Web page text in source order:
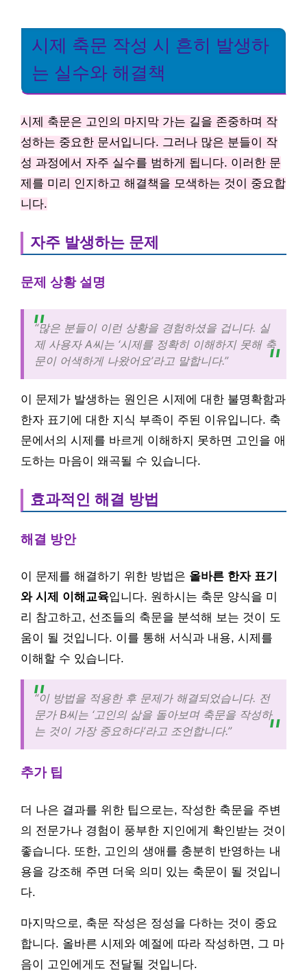
시제 축문 작성 시 흔히 발생하
는 실수와 해결책
시제 축문은 고인의 마지막 가는 길을 존중하며 작
성하는 중요한 문서입니다. 그러나 많은 분들이 작
성 과정에서 자주 실수를 범하게 됩니다. 이러한 문
제를 미리 인지하고 해결책을 모색하는 것이 중요합
니다.
자주 발생하는 문제
문제 상황 설명
“많은 분들이 이런 상황을 경험하셨을 겁니다. 실
제 사용자 A씨는 ‘시제를 정확히 이해하지 못해 축
문이 어색하게 나왔어요’라고 말합니다.”
이 문제가 발생하는 원인은 시제에 대한 불명확함과
한자 표기에 대한 지식 부족이 주된 이유입니다. 축
문에서의 시제를 바르게 이해하지 못하면 고인을 애
도하는 마음이 왜곡될 수 있습니다.
효과적인 해결 방법
해결 방안
이 문제를 해결하기 위한 방법은 올바른 한자 표기
와 시제 이해교육입니다. 원하시는 축문 양식을 미
리 참고하고, 선조들의 축문을 분석해 보는 것이 도
움이 될 것입니다. 이를 통해 서식과 내용, 시제를
이해할 수 있습니다.
“이 방법을 적용한 후 문제가 해결되었습니다. 전
문가 B씨는 ‘고인의 삶을 돌아보며 축문을 작성하
는 것이 가장 중요하다’라고 조언합니다.”
추가 팁
더 나은 결과를 위한 팁으로는, 작성한 축문을 주변
의 전문가나 경험이 풍부한 지인에게 확인받는 것이
좋습니다. 또한, 고인의 생애를 충분히 반영하는 내
용을 강조해 주면 더욱 의미 있는 축문이 될 것입니
다.
마지막으로, 축문 작성은 정성을 다하는 것이 중요
합니다. 올바른 시제와 예절에 따라 작성하면, 그 마
음이 고인에게도 전달될 것입니다.